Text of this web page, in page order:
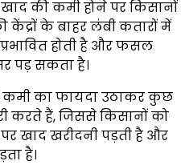
की कमी होने पर किसानों
केंद्रों के बाहर लंबी कतारों में
होती है और फसल
पड़ सकता है।
कमी का फायदा उठाकर कुछ
करते हैं, जिससे किसानों को
खाद खरीदनी पड़ती है और
है।